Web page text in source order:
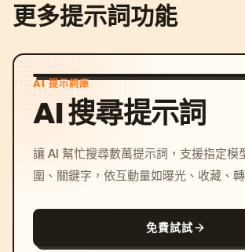
更多提示詞功能
AI 提示詞庫
AI 搜尋提示詞
讓 AI 幫忙搜尋數萬提示詞，支援指定模
圍、關鍵字，依互動量如曝光、收藏、
免費試試